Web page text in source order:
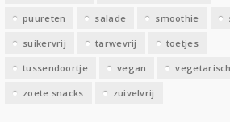
puureten salade smoothie
suikervrij tarwevrij toetjes
tussendoortje vegan vegetarisch
zoete snacks zuivelvrij